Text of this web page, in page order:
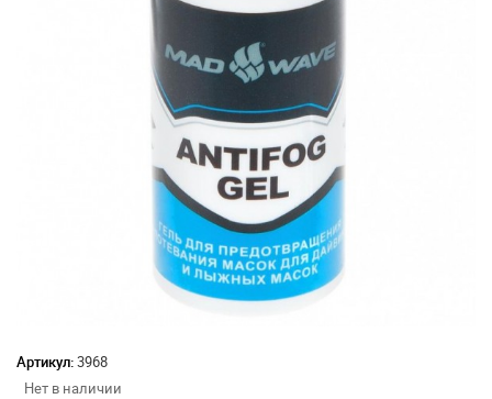
Артикул:3968
Нет в наличии